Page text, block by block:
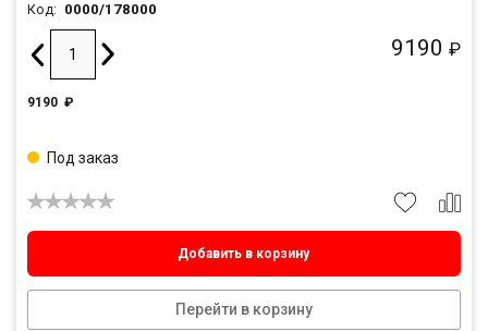
Код: 0000/178000
9190 ₽
9190 ₽
Добавить в корзину
Перейти в корзину
Под заказ